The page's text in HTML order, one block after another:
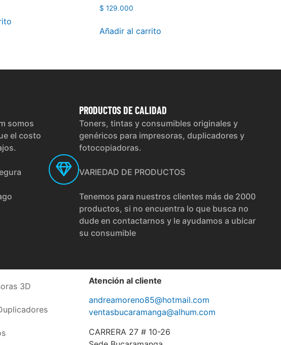
$ 129.000
Añadir al carrito
somos
el costo
PRODUCTOSDE CALIDAD
Toners, tintas y consumibles originales y
genéricos para impresoras, duplicadores y
fotocopiadoras.
VARIEDAD DE PRODUCTOS
Tenemos para nuestros clientes más de 2000
productos, si no encuentra lo que busca no
dude en contactarnos y le ayudamos a ubicar
su consumible
3D
Atención al cliente
andreamoreno85@hotmail.com
ventasbucaramanga@alhum.com
CARRERA 27 # 10-26